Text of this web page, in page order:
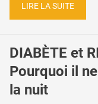
LIRE LA SUITE
DIABÈTE et
Pourquoi il
la nuit